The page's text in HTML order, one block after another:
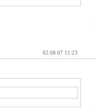
02.08.07 11:23